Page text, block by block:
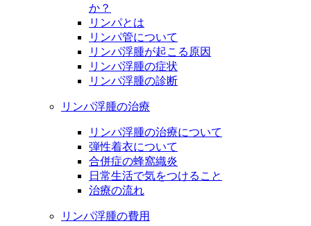
か？
リンパとは
リンパ管について
リンパ浮腫が起こる原因
リンパ浮腫の症状
リンパ浮腫の診断
リンパ浮腫の治療
リンパ浮腫の治療について
弾性着衣について
合併症の蜂窩織炎
日常生活で気をつけること
治療の流れ
リンパ浮腫の費用